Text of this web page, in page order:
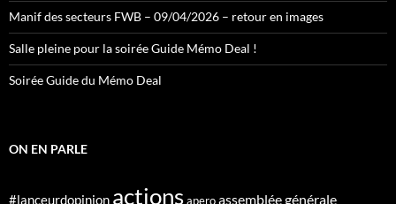
Manif des secteurs FWB – 09/04/2026 – retour en images
Salle pleine pour la soirée Guide Mémo Deal !
Soirée Guide du Mémo Deal
ON EN PARLE
#lanceurdopinion actions apero assemblée générale